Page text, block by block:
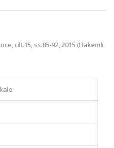
cilt.15, ss.85-92, 2015 (Hakemli